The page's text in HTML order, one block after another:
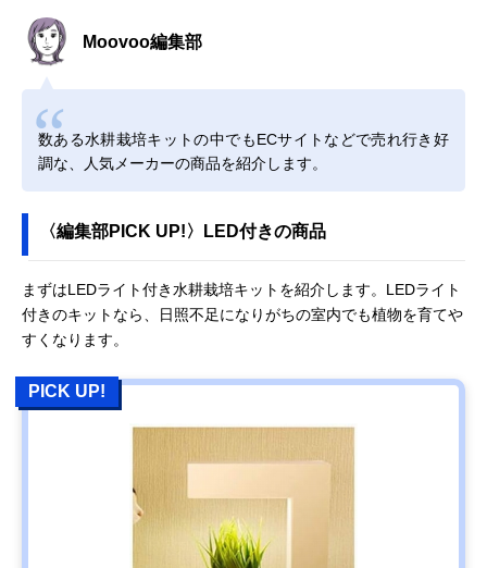
Moovoo編集部
数ある水耕栽培キットの中でもECサイトなどで売れ行き好
調な、人気メーカーの商品を紹介します。
〈編集部PICK UP!〉LED付きの商品
まずはLEDライト付き水耕栽培キットを紹介します。LEDライト
付きのキットなら、日照不足になりがちの室内でも植物を育てや
すくなります。
PICK UP!